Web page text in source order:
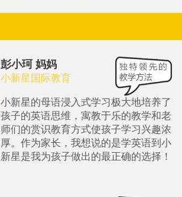
彭小珂 妈妈
小新星国际教育
小新星的母语浸入式学习极大地培养了
孩子的英语思维，寓教于乐的教学和老
师们的赏识教育方式使孩子学习兴趣浓
厚。作为家长，我想说的是学英语到小
新星是我为孩子做出的最正确的选择！